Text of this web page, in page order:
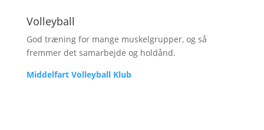
Volleyball
God træning for mange muskelgrupper, og så
fremmer det samarbejde og holdånd.
Middelfart Volleyball Klub